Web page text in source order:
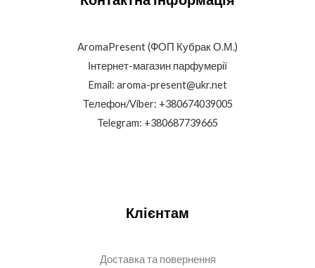
AromaPresent (ФОП Кубрак О.М.)
Інтернет-магазин парфумерії
Email: aroma-present@ukr.net
Телефон/Viber: +380674039005
Telegram: +380687739665
Клієнтам
Доставка та повернення